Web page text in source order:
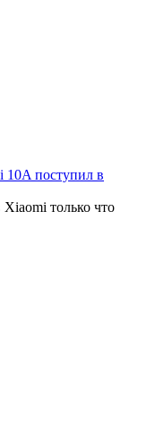
поступил в
только что